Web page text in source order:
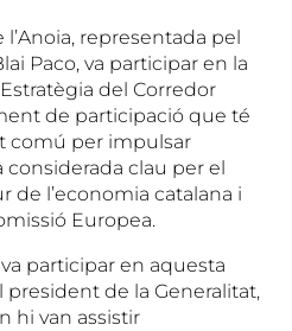
representada pel
Paco, va participar en la
del Corredor
de participació que té
comú per impulsar
clau per el
l’economia catalana i
Europea.
participar en aquesta
president de la Generalitat,
hi van assistir